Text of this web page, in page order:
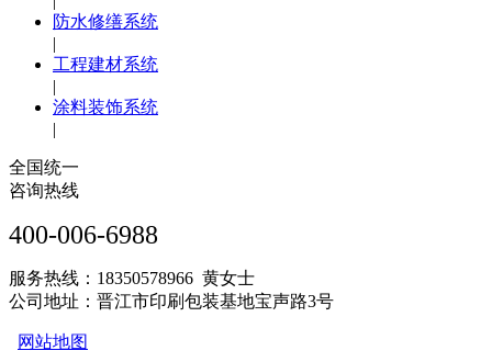
防水修缮系统
|
工程建材系统
|
涂料装饰系统
|
全国统一
咨询热线
400-006-6988
服务热线：18350578966 黄女士
公司地址：晋江市印刷包装基地宝声路3号
网站地图